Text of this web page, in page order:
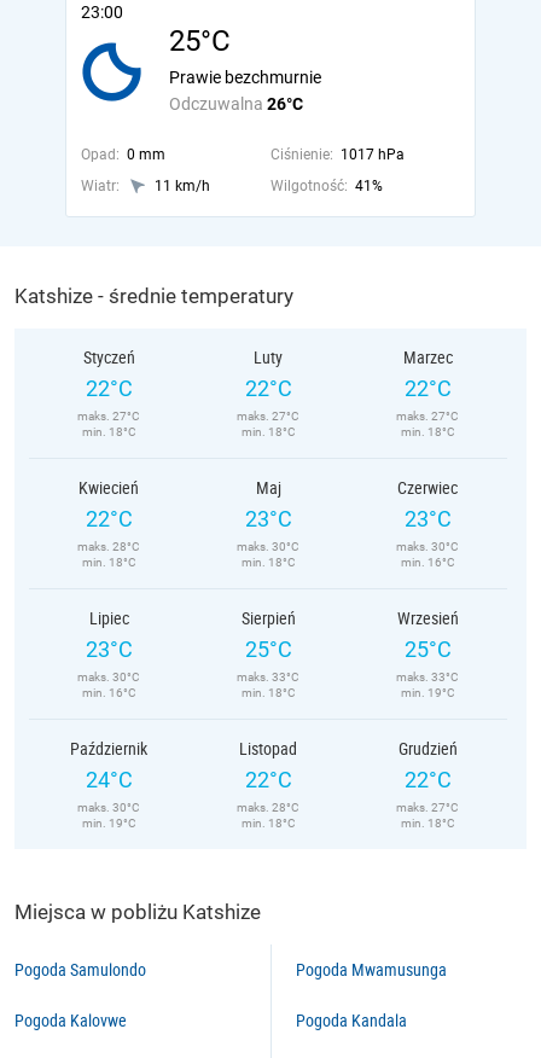
23:00
25°C
Odczuwalna 26°C
Prawie bezchmurnie
Opad: 0 mm Ciśnienie: 1017 hPa
Wiatr:
11 km/h Wilgotność: 41%
Katshize - średnie temperatury
Styczeń
22°C
maks. 27°C
min. 18°C
Luty
22°C
maks. 27°C
min. 18°C
Marzec
22°C
maks. 27°C
min. 18°C
Kwiecień
22°C
maks. 28°C
min. 18°C
Maj
23°C
maks. 30°C
min. 18°C
Czerwiec
23°C
maks. 30°C
min. 16°C
Lipiec
23°C
maks. 30°C
min. 16°C
Sierpień
25°C
maks. 33°C
min. 18°C
Wrzesień
25°C
maks. 33°C
min. 19°C
Październik
24°C
maks. 30°C
min. 19°C
Listopad
22°C
maks. 28°C
min. 18°C
Grudzień
22°C
maks. 27°C
min. 18°C
Miejsca w pobliżu Katshize
Pogoda Samulondo
Pogoda Kalovwe
Pogoda Mwamusunga
Pogoda Kandala